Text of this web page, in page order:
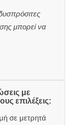
μπορεί να
με
επιλέξεις:
σε μετρητά